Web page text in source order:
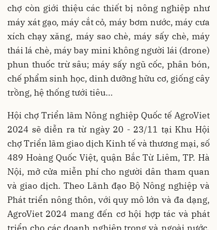
chợ còn giới thiệu các thiết bị nông nghiệp như
máy xát gạo, máy cắt cỏ, máy bơm nước, máy cưa
xích chạy xăng, máy sao chè, máy sấy chè, máy
thái lá chè, máy bay mini không người lái (drone)
phun thuốc trừ sâu; máy sấy ngũ cốc, phân bón,
chế phẩm sinh học, dinh dưỡng hữu cơ, giống cây
trồng, hệ thống tưới tiêu...
Hội chợ Triển lãm Nông nghiệp Quốc tế AgroViet
2024 sẽ diễn ra từ ngày 20 - 23/11 tại Khu Hội
chợ Triển lãm giao dịch Kinh tế và thương mại, số
489 Hoàng Quốc Việt, quận Bắc Từ Liêm, TP. Hà
Nội, mở cửa miễn phí cho người dân tham quan
và giao dịch. Theo Lãnh đạo Bộ Nông nghiệp và
Phát triển nông thôn, với quy mô lớn và đa dạng,
AgroViet 2024 mang đến cơ hội hợp tác và phát
triển cho các doanh nghiệp trong và ngoài nước,